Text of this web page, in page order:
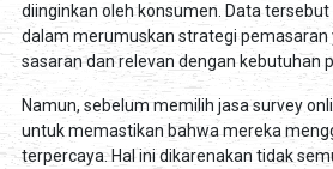
diinginkan oleh konsumen. Data
dalam merumuskan strategi pemasaran
sasaran dan relevan dengan kebutuhan
Namun, sebelum memilih jasa survey
untuk memastikan bahwa mereka
terpercaya. Hal ini dikarenakan tidak